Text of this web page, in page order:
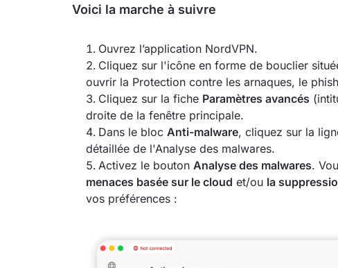
Voici la marche à suivre
Ouvrez l’application NordVPN.
Cliquez sur l'icône en forme de bouclier
ouvrir la Protection contre les arnaques, le
Cliquez sur la fiche Paramètres avancés
droite de la fenêtre principale.
Dans le bloc Anti-malware, cliquez sur la
détaillée de l'Analyse des malwares.
Activez le bouton Analyse des malwares.
menaces basée sur le cloud et/ou la
vos préférences :